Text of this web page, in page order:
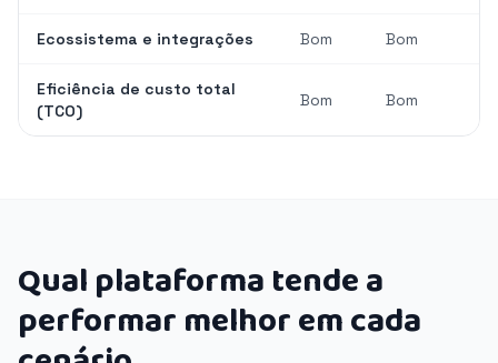
Ecossistema e integrações Bom Bom
Eficiência de custo total
(TCO)
Bom Bom
Qual plataforma tende a
performar melhor em cada